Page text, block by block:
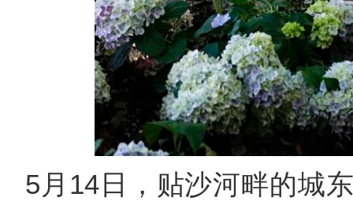
5月14日，贴沙河畔的城